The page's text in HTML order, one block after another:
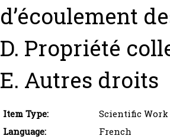
d’écoulement
D. Propriété
E. Autres droits
Item Type:
Scientific
Language:
French